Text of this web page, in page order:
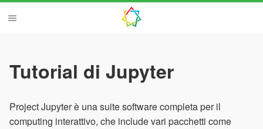
Tutorial di Jupyter
Project Jupyter è una suite software completa per il
computing interattivo, che include vari pacchetti come